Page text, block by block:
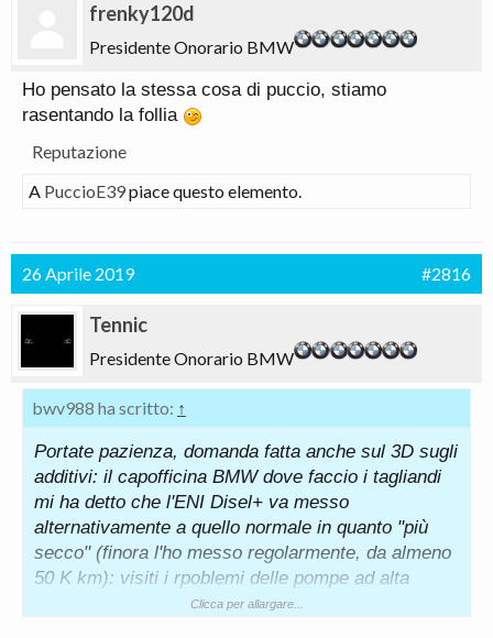
frenky120d
Presidente Onorario BMW
Ho pensato la stessa cosa di puccio, stiamo
rasentando la follia
Reputazione
A PuccioE39piace questo elemento.
26 Aprile 2019 #2816
Tennic
Presidente Onorario BMW
bwv988 ha scritto: ↑
Portate pazienza, domanda fatta anche sul 3D sugli
additivi: il capofficina BMW dove faccio i tagliandi
mi ha detto che l'ENI Disel+ va messo
alternativamente a quello normale in quanto "più
secco" (finora l'ho messo regolarmente, da almeno
50 K km): visiti i rpoblemi delle pompe ad alta
pressione (io ho la CP4-2, non soggetta ai richiami
Clicca per allargare...